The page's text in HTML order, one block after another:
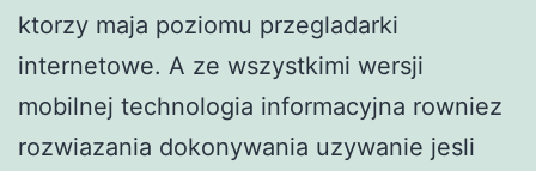
ktorzy maja poziomu przegladarki
internetowe. A ze wszystkimi wersji
mobilnej technologia informacyjna rowniez
rozwiazania dokonywania uzywanie jesli